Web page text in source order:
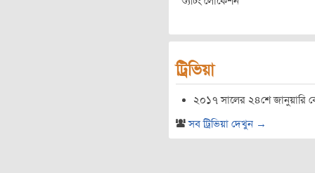
ট্রিভিয়া
২০১৭ সালের ২৪শে জানুয়ারি
সব ট্রিভিয়া দেখুন →